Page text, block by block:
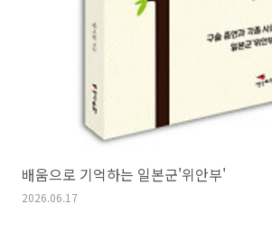
배움으로 기억하는 일본군'위안부'
2026.06.17